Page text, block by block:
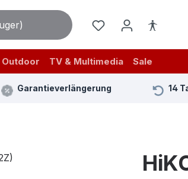
Outdoor TV & Multimedia Sale
Garantieverlängerung 14